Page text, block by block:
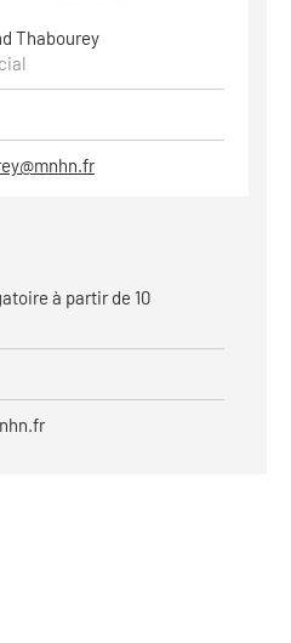
Thabourey
à partir de 10